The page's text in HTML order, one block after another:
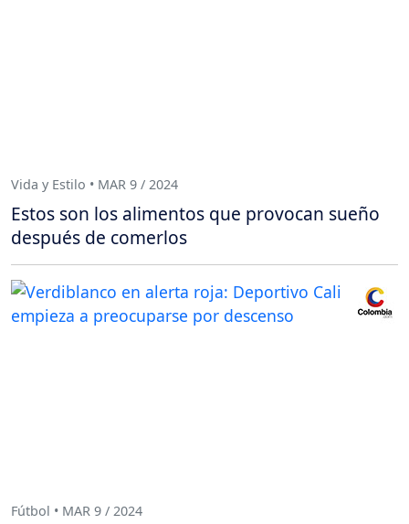
Vida y Estilo • MAR 9 / 2024
Estos son los alimentos que provocan sueño
después de comerlos
Fútbol • MAR 9 / 2024